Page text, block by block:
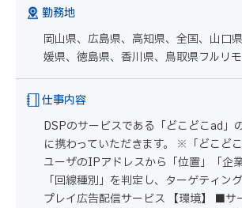
勤務地
岡山県、広島県、高知県、全国、山口
媛県、徳島県、香川県、鳥取県フルリモ
仕事内容
DSPのサービスである「どこどこad」
に携わっていただきます。 ※「どこど
ユーザのIPアドレスから「位置」「企
「回線種別」を判定し、ターゲティン
プレイ広告配信サービス 【環境】 ■サ